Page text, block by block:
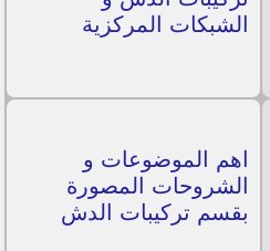
الشبكات المركزية
اهم الموضوعات و
الشروحات المصورة
بقسم تركيبات الدش